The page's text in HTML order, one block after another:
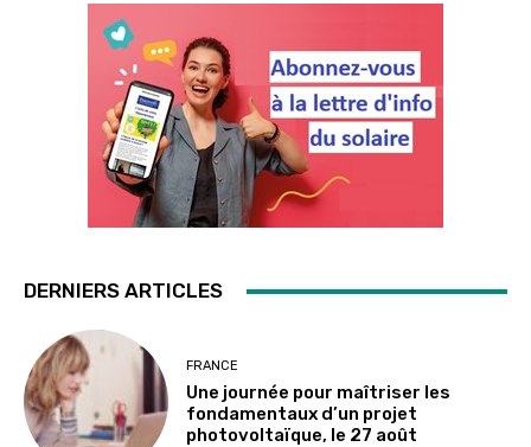
DERNIERS ARTICLES
FRANCE
Une journée pour maîtriser les
fondamentaux d’un projet
photovoltaïque, le 27 août